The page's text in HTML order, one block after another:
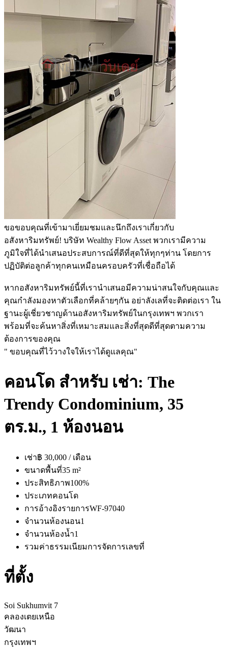
ขอขอบคุณที่เข้ามาเยี่ยมชมและนึกถึงเราเกี่ยวกับ
อสังหาริมทรัพย์! บริษัท Wealthy Flow Asset พวกเรามีความ
ภูมิใจที่ได้นำเสนอประสบการณ์ที่ดีที่สุดให้ทุกๆท่าน โดยการ
ปฏิบัติต่อลูกค้าทุกคนเหมือนครอบครัวที่เชื่อถือได้
หากอสังหาริมทรัพย์นี้ที่เรานำเสนอมีความน่าสนใจกับคุณและ
คุณกำลังมองหาตัวเลือกที่คล้ายๆกัน อย่าลังเลที่จะติดต่อเรา ใน
ฐานะผู้เชี่ยวชาญด้านอสังหาริมทรัพย์ในกรุงเทพฯ พวกเรา
พร้อมที่จะค้นหาสิ่งที่เหมาะสมและสิ่งที่สุดดีที่สุดตามความ
ต้องการของคุณ
" ขอบคุณที่ไว้วางใจให้เราได้ดูแลคุณ"
คอนโด สำหรับ เช่า: The
Trendy Condominium, 35
ตร.ม., 1 ห้องนอน
เช่า฿ 30,000 / เดือน
ขนาดพื้นที่35 m²
ประสิทธิภาพ100%
ประเภทคอนโด
การอ้างอิงรายการWF-97040
จำนวนห้องนอน1
จำนวนห้องน้ำ1
รวมค่าธรรมเนียมการจัดการเลขที่
ที่ตั้ง
Soi Sukhumvit 7
คลองเตยเหนือ
วัฒนา
กรุงเทพฯ